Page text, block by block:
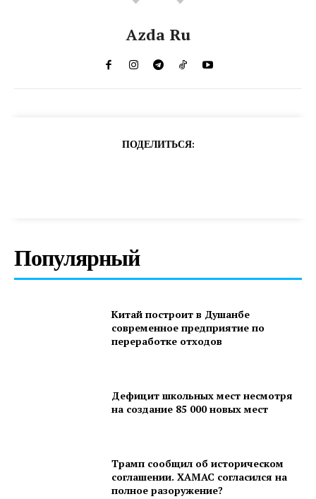
Azda Ru
ПОДЕЛИТЬСЯ:
Популярный
Китай построит в Душанбе
современное предприятие по
переработке отходов
Дефицит школьных мест несмотря
на создание 85 000 новых мест
Трамп сообщил об историческом
соглашении. ХАМАС согласился на
полное разоружение?